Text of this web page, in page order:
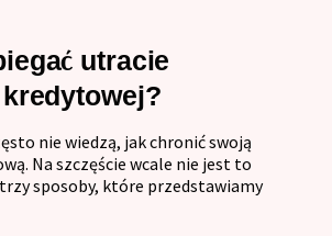
utracie
nie wiedzą, jak chronić swoją
Na szczęście wcale nie jest to
sposoby, które przedstawiamy